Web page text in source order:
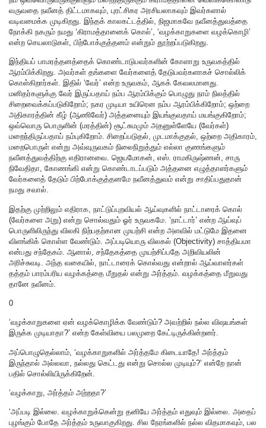
வருவதை நவீனத் திட்டமாகவும், புரட்சிகர அரசியலாகவும் இவர்களால்
வடிவமைக்க முடிகிறது. இந்தக் காலகட்டத்தில், நிஜமாகவே நவீனத்துவத்தை
நோக்கி நகரும் நமது ‘கிராமத்தானைக் கொல்’, ‘வழக்காறுகளை வழக்கொழி’
என்ற செயலாடுகள், பிற்போக்குத்தனம் என்றும் தூற்றப்படுகிறது.
இந்தியப் பாமரத்தனத்தைக் கொண்டாடுபவர்களின் கோளாறு உருவகத்தில்
ஆரம்பிக்கிறது. அவர்கள் தங்களை வேர்களைத் தேடுபவர்களாகச் சொல்லிக்
கொள்கிறார்கள். இதில் ‘வேர்’ என்ற உருவகம், ஆகக் கேவலமானது.
மனிதர்களுக்கு வேர் இருப்பதாய் நம்ப ஆரம்பிக்கும் பொழுது நாம் நிலத்தில்
சிறைவைக்கப்படுகிறோம்; நகர முடியா உயிரென நம்ப ஆரம்பிக்கிறோம்; ஒற்றை
அதிகாரத்தின் கீழ் (ஆணிவேர்) அத்தனையும் இயங்குவதாய் மயங்குகிறோம்;
ஒவ்வொரு பொருளின் (மரத்தின்) சூட்சுமமும் அதனுள்ளேயே (வேர்கள்)
மறைந்திருப்பதாய் நம்புகிறோம். சிறைப்படுதல், முடமாக்குதல், ஒற்றை அதிகாரம்,
மறைபொருள் என்று அவ்வுருவகம் நிலைநிறுத்தும் எல்லா குணங்களும்
நவீனத்துவத்திற்கு எதிரானவை. ஜெயமோகன், எஸ். ராமகிருஷ்ணன், சாரு
நிவேதிதா, கோணங்கி என்று கொண்டாடப்படும் அத்தனை எழுத்தாளர்களும்
வேர்களைத் தேடும் பிற்போக்குத்தனமே நவீனத்துவம் என்று சாதிப்பதுதான்
நமது சவால்.
இதற்கு முற்றிலும் எதிராக, நாட்டுப்புறவியல் ஆய்வுகளில் நாட்டாரைக் கொல்
(வேர்களை அறு) என்று சொல்வதும் ஓர் உருவகமே. ‘நாட்டார்’ என்ற ஆய்வுப்
பொருளிலிருந்து விலகி நிற்பதற்கான முயற்சி என்ற அளவில் மட்டுமே இதனை
விளங்கிக் கொள்ள வேண்டும். அப்படியொரு விலகல் (Objectivity) சாத்தியமா
என்பது சந்தேகம். ஆனால், சந்தேகத்தை முயற்சிப்பதே அறிவியலின்
அரிச்சுவடி. அந்த வகையில், நாட்டாரைக் கொல்வது என்றால் ஆய்வாளர்கள்
தத்தம் பாரம்பரிய வழக்கத்தை மீறுதல் என்று அர்த்தம். வழக்கத்தை மீறுவது
தானே நவீனம்.
0
‘வழக்காறுகளை ஏன் வழக்கொழிக்க வேண்டும்? அவற்றில் நல்ல விஷயங்கள்
இருக்க முடியாதா?’ என்ற கேள்வியை பலமுறை கேட்டிருக்கின்றனர்.
அப்பொழுதெல்லாம், ‘வழக்காறுகளில் அர்த்தமே கிடையாதே! அர்த்தம்
இருந்தால் அல்லவா, நல்லது கெட்டது என்று சொல்ல முடியும்?’ என்றே நான்
பதில் சொல்லியிருக்கிறேன்.
‘வழக்காறு, அர்த்தம் அற்றதா?’
‘அப்படி இல்லை. வழக்காறுக்கென்று தனியே அர்த்தம் எதுவும் இல்லை. அதைப்
புழங்கும் போதே அர்த்தம் உருவாகுகிறது. சில நேரங்களில் நல்ல விதமாகவும், பல